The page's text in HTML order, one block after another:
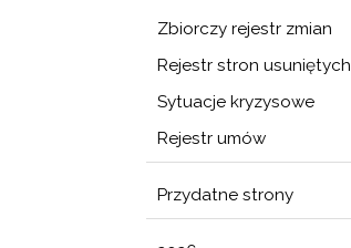
Zbiorczy rejestr zmian
Rejestr stron usuniętych
Sytuacje kryzysowe
Rejestr umów
Przydatne strony